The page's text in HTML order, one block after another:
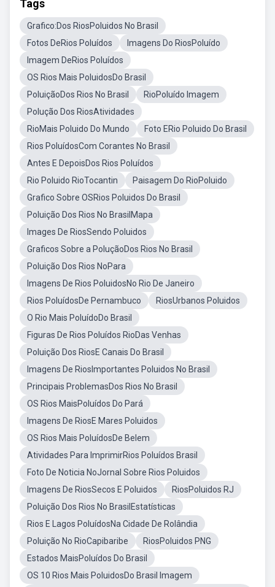
Tags
Grafico:Dos RiosPoluidos No Brasil
Fotos DeRios Poluídos
Imagens Do RiosPoluído
Imagem DeRios Poluídos
OS Rios Mais PoluidosDo Brasil
PoluiçãoDos Rios No Brasil
RioPoluído Imagem
Polução Dos RiosAtividades
RioMais Poluido Do Mundo
Foto ERio Poluido Do Brasil
Rios PoluídosCom Corantes No Brasil
Antes E DepoisDos Rios Poluídos
Rio Poluido RioTocantin
Paisagem Do RioPoluido
Grafico Sobre OSRios Poluidos Do Brasil
Poluição Dos Rios No BrasilMapa
Images De RiosSendo Poluidos
Graficos Sobre a PoluçãoDos Rios No Brasil
Poluição Dos Rios NoPara
Imagens De Rios PoluidosNo Rio De Janeiro
Rios PoluídosDe Pernambuco
RiosUrbanos Poluidos
O Rio Mais PoluídoDo Brasil
Figuras De Rios Poluídos RioDas Venhas
Poluição Dos RiosE Canais Do Brasil
Imagens De RiosImportantes Poluidos No Brasil
Principais ProblemasDos Rios No Brasil
OS Rios MaisPoluídos Do Pará
Imagens De RiosE Mares Poluidos
OS Rios Mais PoluídosDe Belem
Atividades Para ImprimirRios Poluídos Brasil
Foto De Noticia NoJornal Sobre Rios Poluidos
Imagens De RiosSecos E Poluidos
RiosPoluidos RJ
Poluição Dos Rios No BrasilEstatísticas
Rios E Lagos PoluídosNa Cidade De Rolândia
Poluição No RioCapibaribe
RiosPoluidos PNG
Estados MaisPoluídos Do Brasil
OS 10 Rios Mais PoluidosDo Brasil Imagem